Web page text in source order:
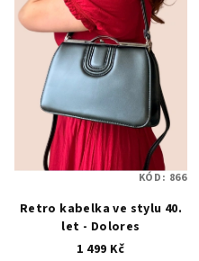
u
Retro kabelka ve stylu 40.
let - Dolores
1 499 Kč
KÓD: 866